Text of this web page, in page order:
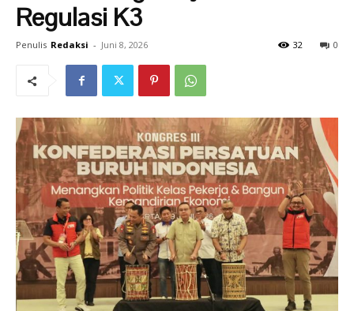
Regulasi K3
Penulis Redaksi - Juni 8, 2026 0
32